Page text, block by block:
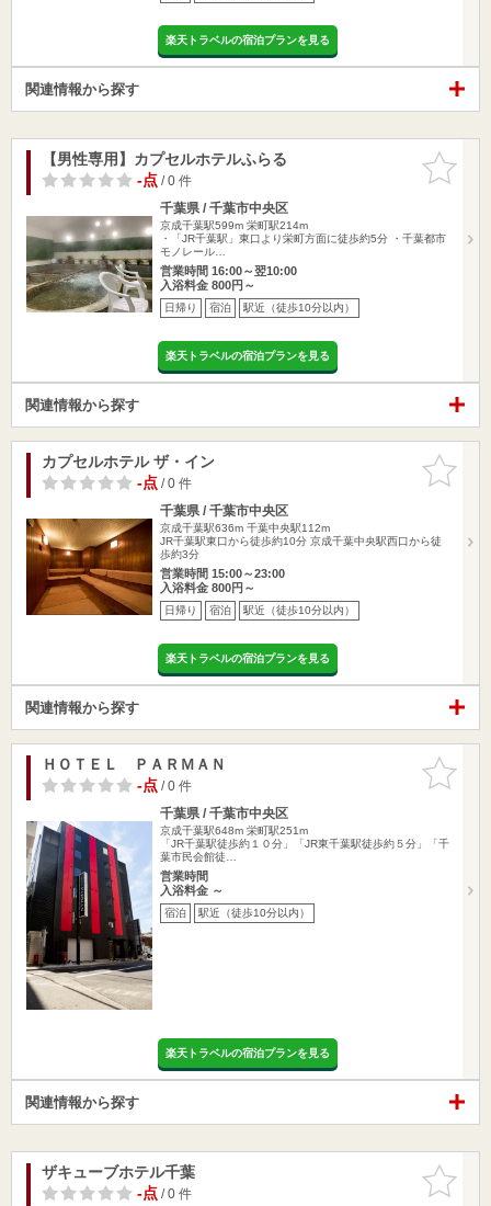
楽天トラベルの宿泊プランを見る
関連情報から探す
お気に入
りに追加
【男性専用】カプセルホテルふらる
-点/ 0 件
千葉県 / 千葉市中央区
京成千葉駅599m 栄町駅214m
・「JR千葉駅」東口より栄町方面に徒歩約5分 ・千葉都市
モノレール…
営業時間 16:00～翌10:00
入浴料金 800円～
日帰り 宿泊 駅近（徒歩10分以内）
楽天トラベルの宿泊プランを見る
関連情報から探す
お気に入
りに追加
カプセルホテル ザ・イン
-点/ 0 件
千葉県 / 千葉市中央区
京成千葉駅636m 千葉中央駅112m
JR千葉駅東口から徒歩約10分 京成千葉中央駅西口から徒
歩約3分
営業時間 15:00～23:00
入浴料金 800円～
日帰り 宿泊 駅近（徒歩10分以内）
楽天トラベルの宿泊プランを見る
関連情報から探す
お気に入
りに追加
ＨＯＴＥＬ ＰＡＲＭＡＮ
-点/ 0 件
千葉県 / 千葉市中央区
京成千葉駅648m 栄町駅251m
「JR千葉駅徒歩約１０分」「JR東千葉駅徒歩約５分」「千
葉市民会館徒…
営業時間
入浴料金 ～
宿泊 駅近（徒歩10分以内）
楽天トラベルの宿泊プランを見る
関連情報から探す
お気に入
りに追加
ザキューブホテル千葉
-点/ 0 件